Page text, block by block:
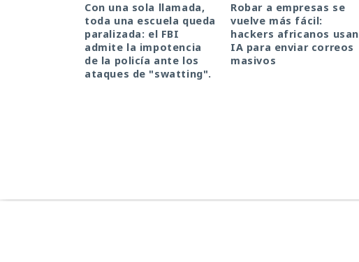
Con una sola llamada,
toda una escuela queda
paralizada: el FBI
admite la impotencia
de la policía ante los
ataques de "swatting".
Robar a empresas se
vuelve más fácil:
hackers africanos usan
IA para enviar correos
masivos